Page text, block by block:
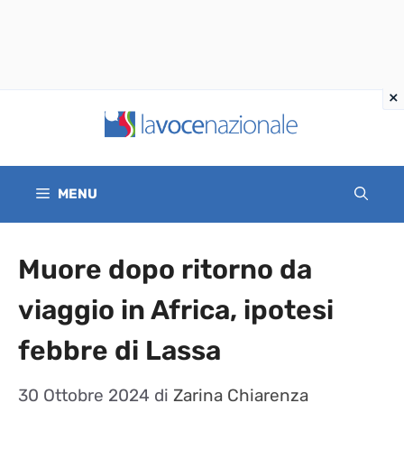
contenuto
MENU
Muore dopo ritorno da
viaggio in Africa, ipotesi
febbre di Lassa
30 Ottobre 2024 di Zarina Chiarenza